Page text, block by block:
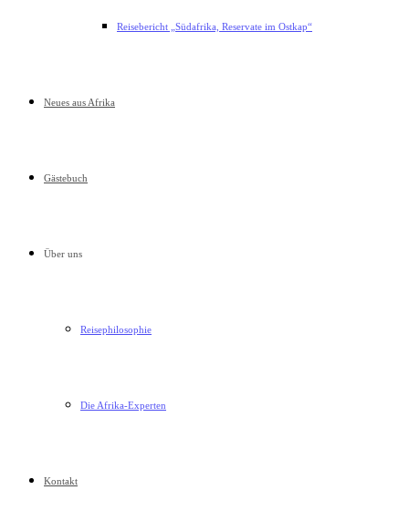
Reisebericht „Südafrika, Reservate im Ostkap“
Neues aus Afrika
Gästebuch
Über uns
Reisephilosophie
Die Afrika-Experten
Kontakt